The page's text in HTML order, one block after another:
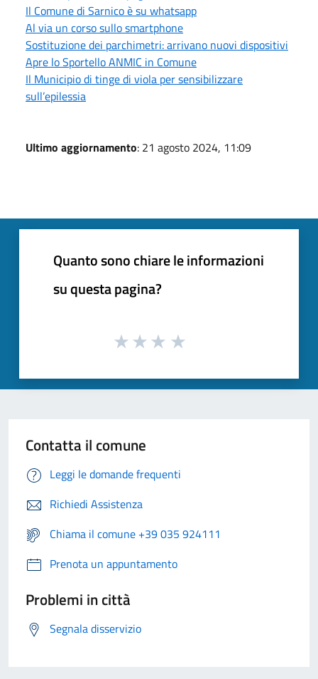
Il Comune di Sarnico è su whatsapp
Al via un corso sullo smartphone
Sostituzione dei parchimetri: arrivano nuovi dispositivi
Apre lo Sportello ANMIC in Comune
Il Municipio di tinge di viola per sensibilizzare
sull’epilessia
Ultimo aggiornamento: 21 agosto 2024, 11:09
Quanto sono chiare le informazioni
su questa pagina?
Contatta il comune
Leggi le domande frequenti
Richiedi Assistenza
Chiama il comune +39 035 924111
Prenota un appuntamento
Problemi in città
Segnala disservizio